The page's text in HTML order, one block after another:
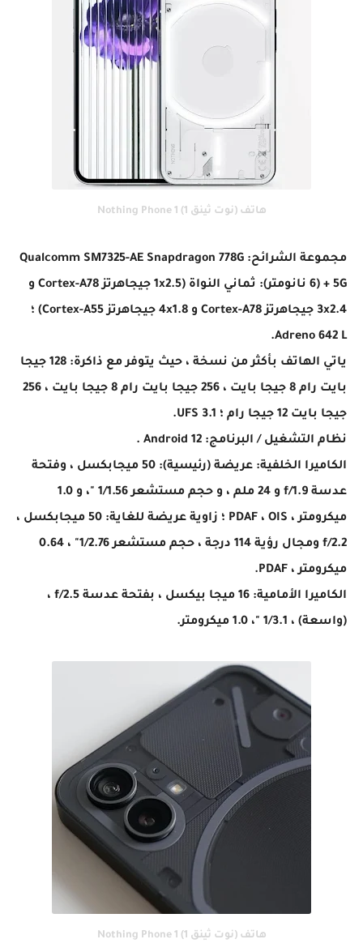
هاتف (نوت ثينق 1) Nothing Phone 1
مجموعة الشرائح: Qualcomm SM7325-AE Snapdragon 778G
+ 5G (6 نانومتر): ثماني النواة (1x2.5 جيجاهرتز Cortex-A78 و
3x2.4 جيجاهرتز Cortex-A78 و 4x1.8 جيجاهرتز Cortex-A55) ؛
Adreno 642 L.
ياتي الهاتف بأكثر من نسخة ، حيث يتوفر مع ذاكرة: 128 جيجا
بايت رام 8 جيجا بايت ، 256 جيجا بايت رام 8 جيجا بايت ، 256
جيجا بايت 12 جيجا رام ؛ UFS 3.1.
نظام التشغيل / البرنامج: Android 12 .
الكاميرا الخلفية: عريضة (رئيسية): 50 ميجابكسل ، وفتحة
عدسة f/1.9 و 24 ملم ، و حجم مستشعر 1/​​1.56 "، و 1.0
ميكرومتر ، PDAF ، OIS ؛ زاوية عريضة للغاية: 50 ميجابكسل ،
f/2.2 ومجال رؤية 114 درجة ، حجم مستشعر 1/​​2.76" ، 0.64
ميكرومتر ، PDAF.
الكاميرا الأمامية: 16 ميجا بيكسل ، بفتحة عدسة f/2.5 ،
(واسعة) ، 1/​​3.1 "، 1.0 ميكرومتر.
هاتف (نوت ثينق 1) Nothing Phone 1